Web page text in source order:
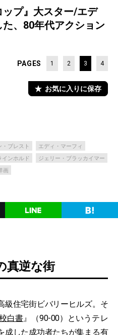
ップ』大スター/エデ
、80年代アクション
PAGES 1 2 3 4
お気に入りに保存
・ブレスト
エディ・マーフィ
インホルド
ジェリー・ブラッカイマー
画
真逆な街
住宅街ビバリーヒルズ。そ
白書』（90-00）というテレ
成した成功者たちが集まる有